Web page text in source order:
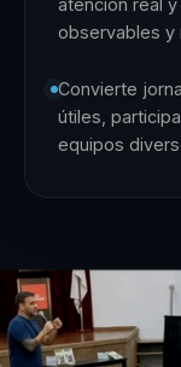
atención real
observables y
Convierte
útiles,
equipos